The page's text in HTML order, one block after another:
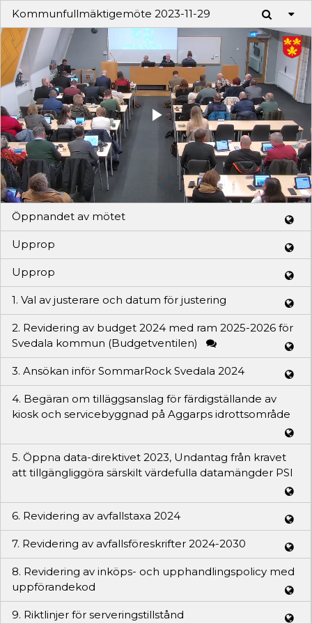
Kommunfullmäktigemöte 2023-11-29
Play
Video
Öppnandet av mötet
Upprop
Upprop
1. Val av justerare och datum för justering
2. Revidering av budget 2024 med ram 2025-2026 för
Svedala kommun (Budgetventilen)
3. Ansökan inför SommarRock Svedala 2024
4. Begäran om tilläggsanslag för färdigställande av
kiosk och servicebyggnad på Aggarps idrottsområde
5. Öppna data-direktivet 2023, Undantag från kravet
att tillgängliggöra särskilt värdefulla datamängder PSI
6. Revidering av avfallstaxa 2024
7. Revidering av avfallsföreskrifter 2024-2030
8. Revidering av inköps- och upphandlingspolicy med
uppförandekod
9. Riktlinjer för serveringstillstånd